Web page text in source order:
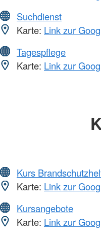
Suchdienst
Karte: Link zur
Tagespflege
Karte: Link zur
Kurs
Karte: Link zur
Kursangebote
Karte: Link zur